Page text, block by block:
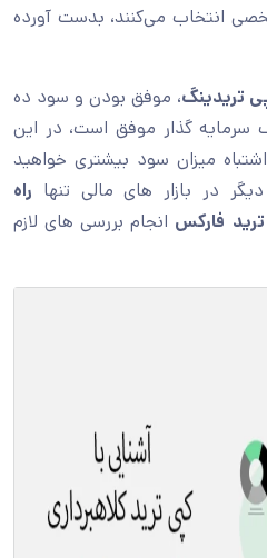
انتخاب می‌کنند، بدست آورده
تریدینگ، موفق بودن و سود ده
سرمایه گذار موفق است، در این
میزان سود بیشتری خواهید
در بازار های مالی تنها راه
فارکس انجام بررسی های لازم